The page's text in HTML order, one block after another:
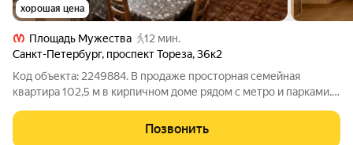
хорошая цена
Площадь Мужества
12 мин.
Санкт-Петербург, проспект Тореза,36к2
Код объекта: 2249884. В продаже просторная семейная
квартира 102,5 м в кирпичном доме рядом с метро и парками.
включает три изолированные комнаты площадью 26,8, 18,8 и
12,4 м, а центром
Позвонить